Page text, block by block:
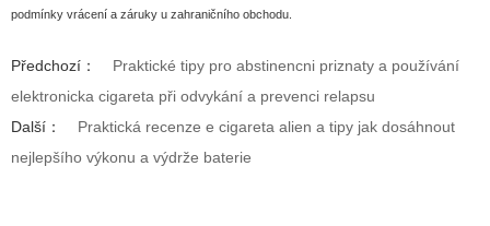
podmínky vrácení a záruky u zahraničního obchodu.
Předchozí：
Praktické tipy pro abstinencni priznaty a používání
elektronicka cigareta při odvykání a prevenci relapsu
Další：
Praktická recenze e cigareta alien a tipy jak dosáhnout
nejlepšího výkonu a výdrže baterie